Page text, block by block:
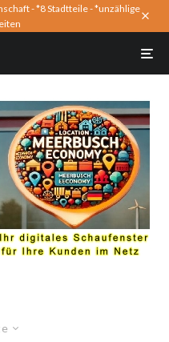
- *8 Stadtteile - *unzählige